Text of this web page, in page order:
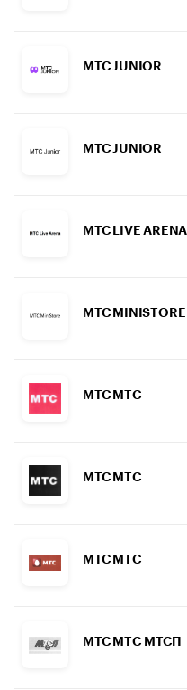
МТС JUNIOR
МТС JUNIOR
МТС LIVE ARENA
МТС MINISTORE
МТС MTC
МТС MTC
МТС MTC
МТС MTC МТСП